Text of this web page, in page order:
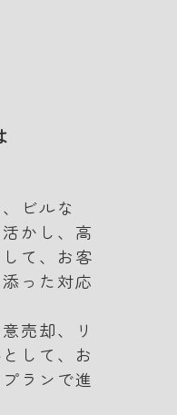
ビルな
かし、高
て、お客
った対応
売却、リ
して、お
ランで進